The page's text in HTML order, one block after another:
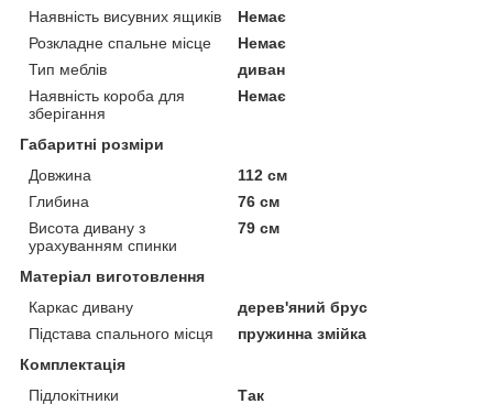
Наявність висувних ящиків
Немає
Розкладне спальне місце
Немає
Тип меблів
диван
Наявність короба для
зберігання
Немає
Габаритні розміри
Довжина
112 см
Глибина
76 см
Висота дивану з
урахуванням спинки
79 см
Матеріал виготовлення
Каркас дивану
дерев'яний брус
Підстава спального місця
пружинна змійка
Комплектація
Підлокітники
Так